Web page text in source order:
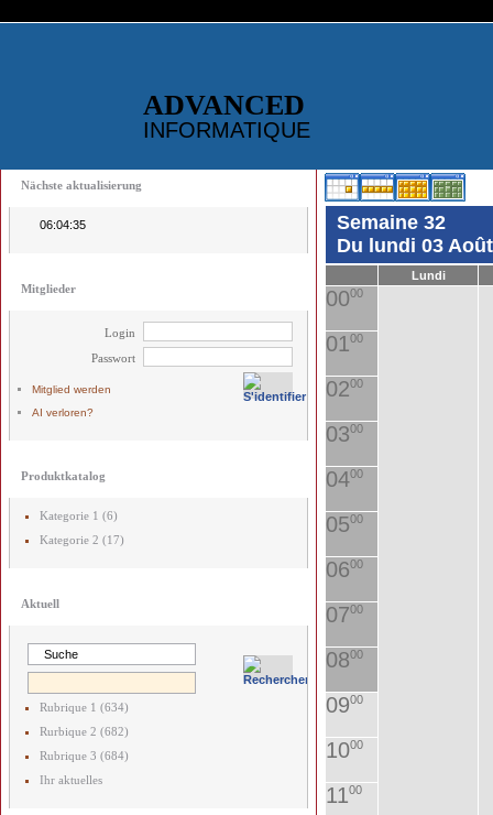
ADVANCED
INFORMATIQUE
Nächste aktualisierung
06:04:35
Mitglieder
Login
Passwort
Mitglied werden
AI verloren?
Produktkatalog
Kategorie 1 (6)
Kategorie 2 (17)
Aktuell
Rubrique 1 (634)
Rurbique 2 (682)
Rubrique 3 (684)
Ihr aktuelles
Semaine 32
Du lundi 03
Lundi
0000
0100
0200
0300
0400
0500
0600
0700
0800
0900
1000
1100